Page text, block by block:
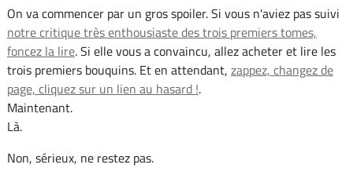
On va commencer par un gros spoiler. Si vous n'aviez pas suivi
notre critique très enthousiaste des trois premiers tomes,
foncez la lire. Si elle vous a convaincu, allez acheter et lire les
trois premiers bouquins. Et en attendant, zappez, changez de
page, cliquez sur un lien au hasard !.
Maintenant.
Là.
Non, sérieux, ne restez pas.